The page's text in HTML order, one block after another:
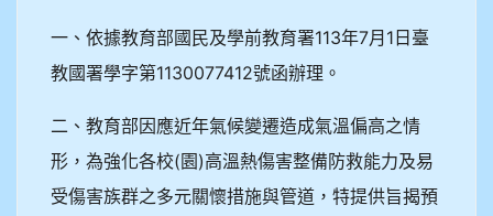
一、依據教育部國民及學前教育署113年7月1日臺
教國署學字第1130077412號函辦理。
二、教育部因應近年氣候變遷造成氣溫偏高之情
形，為強化各校(園)高溫熱傷害整備防救能力及易
受傷害族群之多元關懷措施與管道，特提供旨揭預